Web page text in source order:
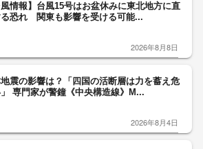
風情報】台風15号はお盆休みに東北地方に直
恐れ 関東も影響を受ける可能...
2026年8月8日
震の影響は？「四国の活断層は力を蓄え危
専門家が警鐘《中央構造線》M...
2026年8月4日